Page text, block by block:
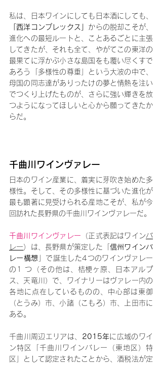
私は、日本ワインにしても日本酒にしても、
「西洋コンプレックス」 からの脱却こそが、
進化への最短ルートと、ことあるごとに主張
してきたが、それも全て、やがてこの東洋の
最果てに浮かぶ小さな島国をも覆い尽くすで
あろう「多様性の尊重」という大波の中で、
母国の同志達がありったけの夢と情熱を注い
でつくり上げたものが、さらに強い輝きを放
つようになってほしいと心から願ってきたか
らだ。
千曲川ワインヴァレー
日本のワイン産業に、着実に芽吹き始めた多
様性。そして、その多様性に基づいた進化が
最も顕著に見受けられる産地こそが、私が今
回訪れた長野県の千曲川ワインヴァレーだ。
千曲川ワインヴァレー （正式表記はワインバ
レー）は、長野県が策定した「 信州ワインバ
レー構想
」で誕生した4つのワインヴァレー
の1 つ（その他は、桔梗ヶ原、日本アルプ
ス、天竜川）で、ワイナリーはヴァレー内の
各地に点在しているものの、中心部は東御
（とうみ）市、小諸（こもろ）市、上田市に
ある。
千曲川周辺エリアは、 2015年に広域のワイ
ン特区「千曲川ワインバレー（東地区）特
区」として認定されたことから、酒税法が定